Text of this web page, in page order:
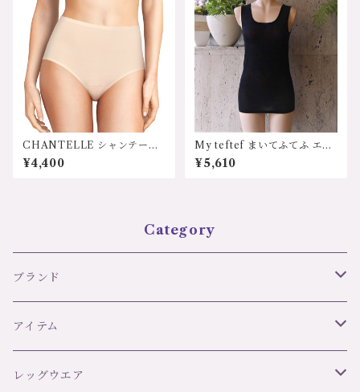
CHANTELLE シャンテー
ル フランス C26470 ソ
フトストレッチショーツ 440
¥4,400
My teftef まいてふてふ エア
リーシリーズ シルクコット
ン タンクトップ
¥5,610
Category
ブランド
リズ・シャルメル LISE CHARMEL
C42 ULTRA FEMININ
オーバドゥ AUBADE
アイテム
ブラ＆ボトムセット
レッグウエア